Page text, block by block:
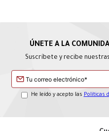
Suscríbete y recibe
He leído y acepto las Políticas